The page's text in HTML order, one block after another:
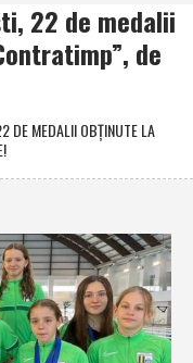
22 de medalii
de
DE MEDALII OBŢINUTE LA